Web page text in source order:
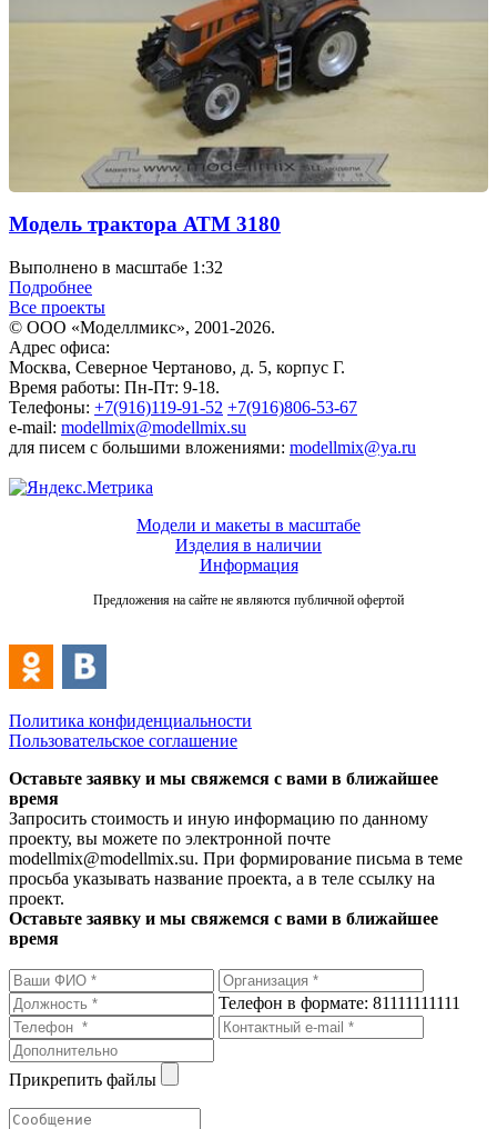
Модель трактора АТМ 3180
Выполнено в масштабе 1:32
Подробнее
Все проекты
© ООО «Моделлмикс», 2001-2026.
Адрес офиса:
Москва, Северное Чертаново, д. 5, корпус Г.
Время работы: Пн-Пт: 9-18.
Телефоны: +7(916)119-91-52 +7(916)806-53-67
e-mail: modellmix@modellmix.su
для писем с большими вложениями: modellmix@ya.ru
Модели и макеты в масштабе
Изделия в наличии
Информация
Предложения на сайте не являются публичной офертой
Политика конфиденциальности
Пользовательское соглашение
Оставьте заявку и мы свяжемся с вами в ближайшее
время
Запросить стоимость и иную информацию по данному
проекту, вы можете по электронной почте
modellmix@modellmix.su. При формирование письма в теме
просьба указывать название проекта, а в теле ссылку на
проект.
Оставьте заявку и мы свяжемся с вами в ближайшее
время
Телефон в формате: 81111111111
Прикрепить файлы